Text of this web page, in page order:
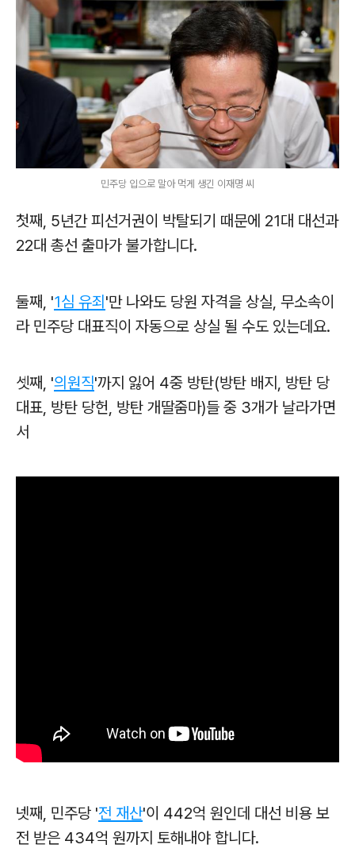
민주당 입으로 말아 먹게 생긴 이재명 씨
첫째, 5년간 피선거권이 박탈되기 때문에 21대 대선과
22대 총선 출마가 불가합니다.
둘째, '1심 유죄 '만 나와도 당원 자격을 상실, 무소속이
라 민주당 대표직이 자동으로 상실 될 수도 있는데요.
셋째, '의원직'까지 잃어 4중 방탄(방탄 배지, 방탄 당
대표, 방탄 당헌, 방탄 개딸줌마)들 중 3개가 날라가면
서
넷째, 민주당 '전 재산'이 442억 원인데 대선 비용 보
전 받은 434억 원까지 토해내야 합니다.